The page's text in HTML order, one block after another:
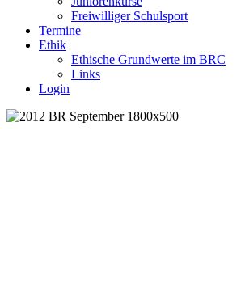
Freiwilliger Schulsport
Termine
Ethik
Ethische Grundwerte im BRC
Links
Login